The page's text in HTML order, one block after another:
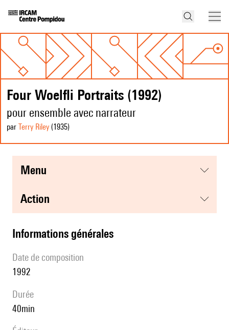
Four Woelfli Portraits (1992)
pour ensemble avec narrateur
par Terry Riley (1935)
menu
action
informations générales
date de composition
1992
durée
40min